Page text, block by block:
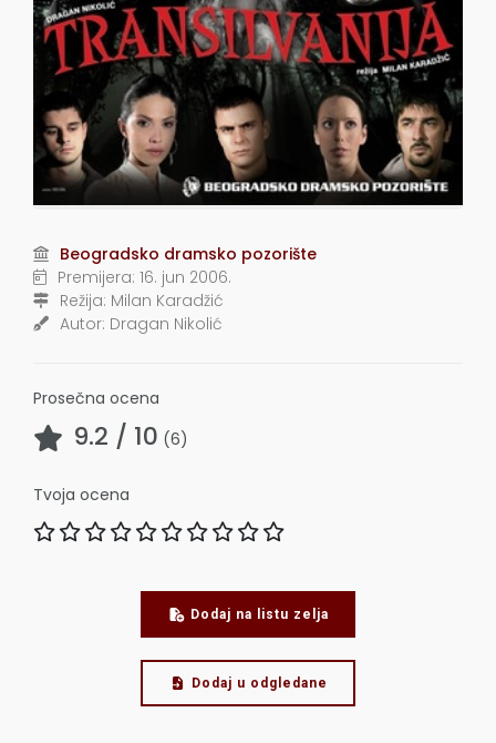
Beogradsko dramsko pozorište
Premijera: 16. jun 2006.
Režija: Milan Karadžić
Autor: Dragan Nikolić
Prosečna ocena
9.2 / 10 (6)
Tvoja ocena
Dodaj na listu zelja
Dodaj u odgledane